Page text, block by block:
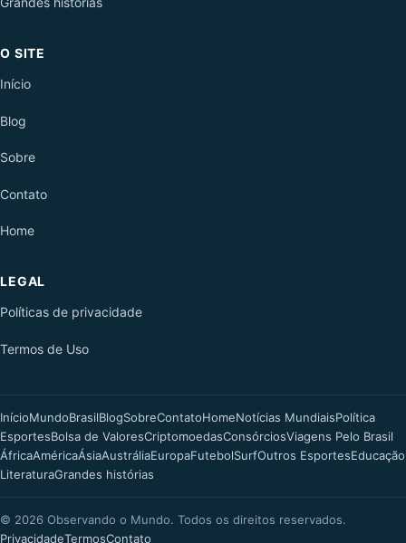
O SITE
Início
Blog
Sobre
Contato
Home
LEGAL
Políticas de privacidade
Termos de Uso
InícioMundoBrasilBlogSobreContatoHomeNotícias MundiaisPolítica
EsportesBolsa de ValoresCriptomoedasConsórciosViagens Pelo Brasil
ÁfricaAméricaÁsiaAustráliaEuropaFutebolSurfOutros EsportesEducação
LiteraturaGrandes histórias
© 2026 Observando o Mundo. Todos os direitos reservados.
PrivacidadeTermosContato